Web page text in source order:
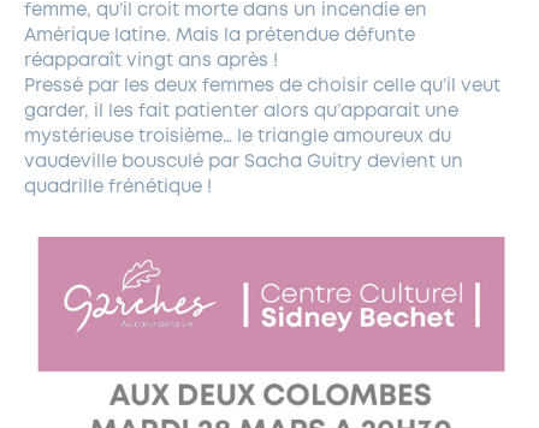
femme, qu’il croit morte dans un incendie en
Amérique latine. Mais la prétendue défunte
réapparaît vingt ans après !
Pressé par les deux femmes de choisir celle qu’il veut
garder, il les fait patienter alors qu’apparait une
mystérieuse troisième… le triangle amoureux du
vaudeville bousculé par Sacha Guitry devient un
quadrille frénétique !